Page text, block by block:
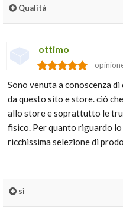
Qualità
ottimo
Sono venuta a conoscenza
da questo sito e store. ciò
allo store e soprattutto le
fisico. Per quanto riguardo lo
ricchissima selezione di
si